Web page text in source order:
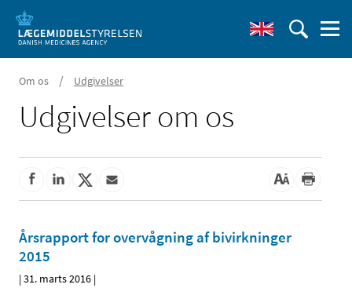
Om os / Udgivelser
Udgivelser om os
Årsrapport for overvågning af bivirkninger
2015
|31. marts 2016 |